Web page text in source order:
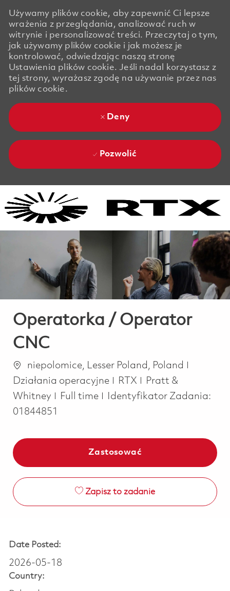
Używamy plików cookie, aby zapewnić Ci lepsze
wrażenia z przeglądania, analizować ruch w
witrynie i personalizować treści. Przeczytaj o tym,
jak używamy plików cookie i jak możesz je
kontrolować, odwiedzając naszą stronę
Ustawienia plików cookie. Jeśli nadal korzystasz z
tej strony, wyrażasz zgodę na używanie przez nas
plików cookie.
Deny
Pozwolić
Operatorka / Operator
CNC
Lokalizacja
niepolomice, Lesser Poland, Poland
Działania operacyjne
RTX
Pratt &
Whitney
Job Type
Full time
Identyfikator Zadania:
01844851
Zastosować
Zapisz to zadanie
Date Posted:
2026-05-18
Country: